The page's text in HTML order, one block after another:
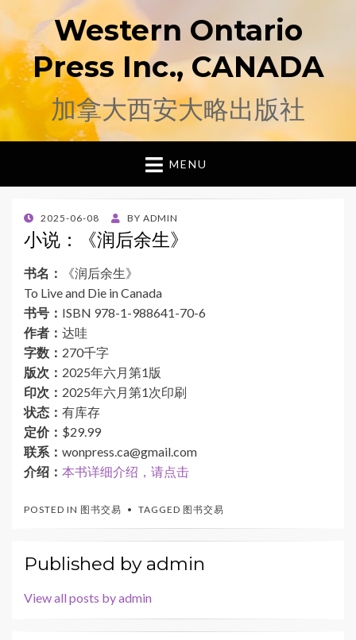
Western Ontario
Press Inc., CANADA
加拿大西安大略出版社
MENU
POSTED
ON
2025-06-08 BY ADMIN
小说：《润后余生》
书名：
《润后余生》
To Live and Die in Canada
书号： ISBN 978-1-988641-70-6
作者： 达哇
字数： 270千字
版次： 2025年六月第1版
印次： 2025年六月第1次印刷
状态： 有库存
定价： $29.99
联系： wonpress.ca@gmail.com
介绍： 本书详细介绍，请点击
POSTED IN 图书交易 TAGGED 图书交易
Published by admin
View all posts by admin